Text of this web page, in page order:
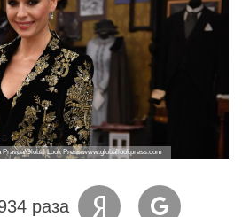
Global Look Press/www.globallookpress.com
раза